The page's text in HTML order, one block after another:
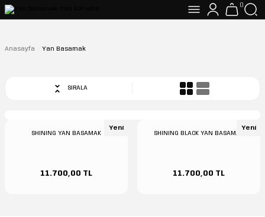
0
Anasayfa Yan Basamak
SIRALA
SHINING YAN BASAMAK
11.700,00 TL
Yeni
SHINING BLACK YAN BASAMAK
11.700,00 TL
Yeni